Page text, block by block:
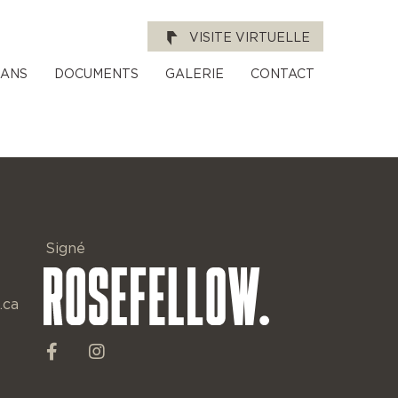
VISITE VIRTUELLE
DOCUMENTS GALERIE CONTACT
Signé